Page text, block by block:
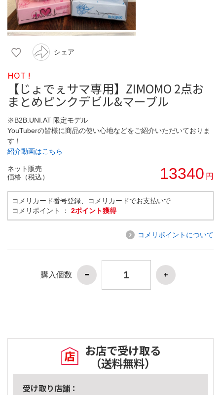
シェア
HOT !
【じょでぇサマ専用】ZIMOMO 2点お
まとめピンクデビル&マーブル
※B2B.UNI.AT 限定モデル
YouTuberの皆様に商品の使い心地などをご紹介いただいておりま
す！
紹介動画はこちら
ネット販売
価格（税込）
13340 円
コメリカード番号登録、コメリカードでお支払いで
コメリポイント ： 2ポイント獲得
コメリポイントについて
購入個数
お店で受け取る
（送料無料）
受け取り店舗：